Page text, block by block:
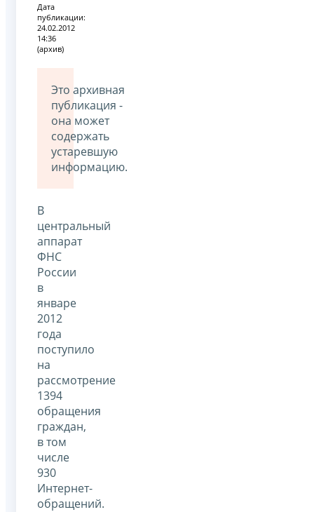
Дата
публикации:
24.02.2012
14:36
(архив)
Это архивная
публикация -
она может
содержать
устаревшую
информацию.
В
центральный
аппарат
ФНС
России
в
январе
2012
года
поступило
на
рассмотрение
1394
обращения
граждан,
в том
числе
930
Интернет-
обращений.